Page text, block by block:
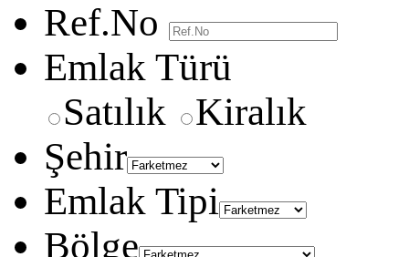
Ref.No
Emlak Türü
Satılık
Kiralık
Şehir
Emlak Tipi
Bölge